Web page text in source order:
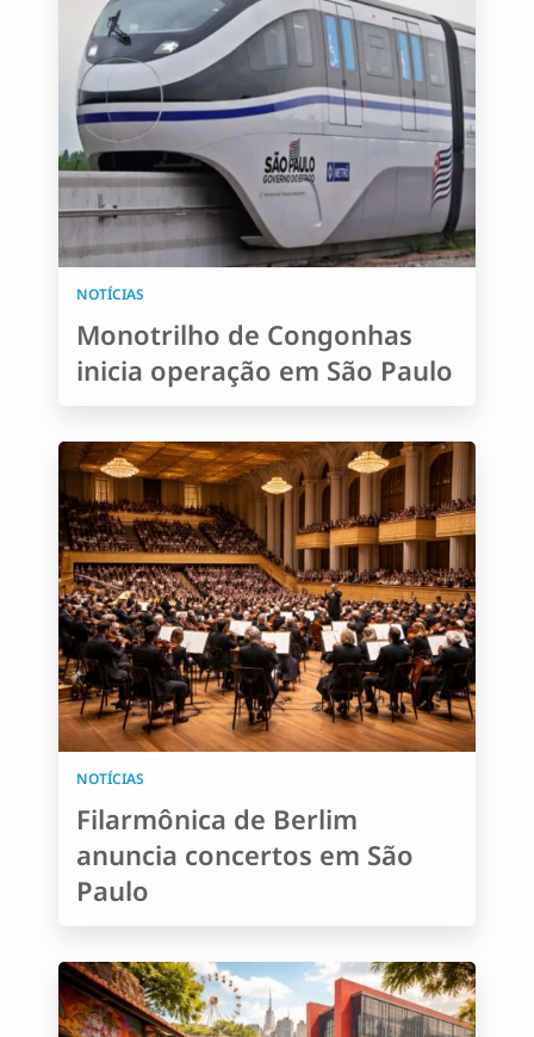
NOTÍCIAS
Monotrilho de Congonhas
inicia operação em São Paulo
NOTÍCIAS
Filarmônica de Berlim
anuncia concertos em São
Paulo